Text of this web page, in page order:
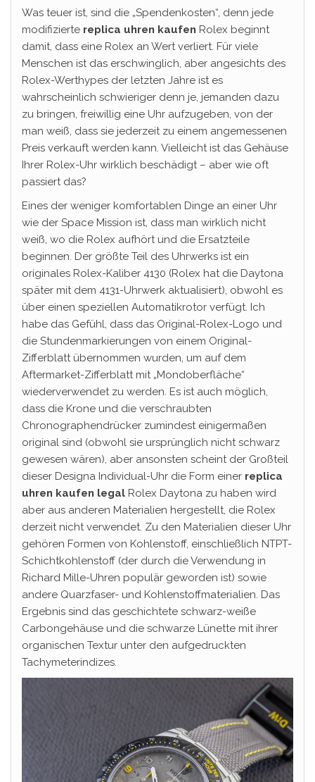
Was teuer ist, sind die „Spendenkosten“, denn jede
modifizierte replica uhren kaufen Rolex beginnt
damit, dass eine Rolex an Wert verliert. Für viele
Menschen ist das erschwinglich, aber angesichts des
Rolex-Werthypes der letzten Jahre ist es
wahrscheinlich schwieriger denn je, jemanden dazu
zu bringen, freiwillig eine Uhr aufzugeben, von der
man weiß, dass sie jederzeit zu einem angemessenen
Preis verkauft werden kann. Vielleicht ist das Gehäuse
Ihrer Rolex-Uhr wirklich beschädigt – aber wie oft
passiert das?
Eines der weniger komfortablen Dinge an einer Uhr
wie der Space Mission ist, dass man wirklich nicht
weiß, wo die Rolex aufhört und die Ersatzteile
beginnen. Der größte Teil des Uhrwerks ist ein
originales Rolex-Kaliber 4130 (Rolex hat die Daytona
später mit dem 4131-Uhrwerk aktualisiert), obwohl es
über einen speziellen Automatikrotor verfügt. Ich
habe das Gefühl, dass das Original-Rolex-Logo und
die Stundenmarkierungen von einem Original-
Zifferblatt übernommen wurden, um auf dem
Aftermarket-Zifferblatt mit „Mondoberfläche“
wiederverwendet zu werden. Es ist auch möglich,
dass die Krone und die verschraubten
Chronographendrücker zumindest einigermaßen
original sind (obwohl sie ursprünglich nicht schwarz
gewesen wären), aber ansonsten scheint der Großteil
dieser Designa Individual-Uhr die Form einer replica
uhren kaufen legal Rolex Daytona zu haben wird
aber aus anderen Materialien hergestellt, die Rolex
derzeit nicht verwendet. Zu den Materialien dieser Uhr
gehören Formen von Kohlenstoff, einschließlich NTPT-
Schichtkohlenstoff (der durch die Verwendung in
Richard Mille-Uhren populär geworden ist) sowie
andere Quarzfaser- und Kohlenstoffmaterialien. Das
Ergebnis sind das geschichtete schwarz-weiße
Carbongehäuse und die schwarze Lünette mit ihrer
organischen Textur unter den aufgedruckten
Tachymeterindizes.